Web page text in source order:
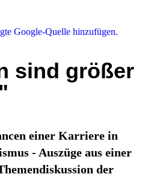
Google-Quelle hinzufügen.
sind größer
einer Karriere in
- Auszüge aus einer
der